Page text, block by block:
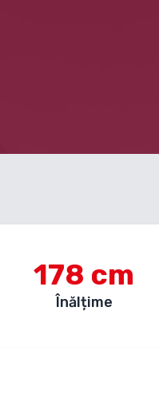
178 cm
Înălțime